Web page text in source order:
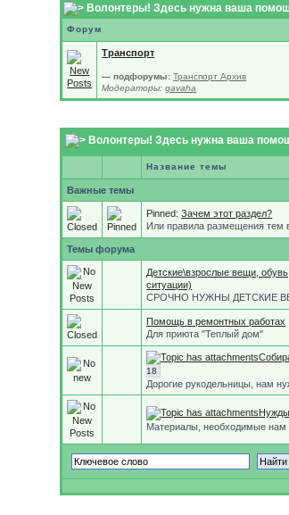
Волонтеры! Здесь нужна ваша
Форум
Транспорт
— подфорумы: Транспорт Архив
Модераторы:gavaha
Волонтеры! Здесь нужна ваша
Название темы
Важные темы
Pinned:Зачем этот раздел?
Или правила размещения тем
Темы форума
Детские\взрослые вещи,
ситуации)
СРОЧНО НУЖНЫ ДЕТСКИЕ
Помощь в ремонтных работах
Для приюта "Теплый дом"
18
Дорогие рукодельницы, нам
Материалы, необходимые нам